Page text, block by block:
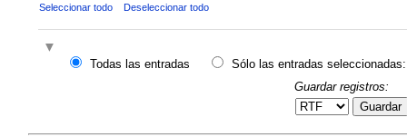
Seleccionar todo Deseleccionar todo
Todas las entradas
Sólo las entradas seleccionadas:
Guardar registros:
Guardar